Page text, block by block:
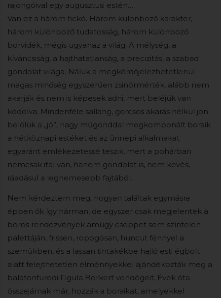
rajongóival egy augusztusi estén…
Van ez a három fickó. Három különböző karakter,
három különböző tudatosság, három különböző
borvidék, mégis ugyanaz a világ. A mélység, a
kíváncsiság, a hajthatatlanság, a precizitás, a szabad
gondolat világa. Náluk a megkérdőjelezhetetlenül
magas minőség egyszerűen zsinórmérték, alább nem
akarják és nem is képesek adni, mert beléjük van
kódolva. Mindenféle sallang, görcsös akarás nélkül jön
belőlük a „jó”, nagy műgonddal megkomponált boraik
a hétköznapi estéket és az ünnepi alkalmakat
egyaránt emlékezetessé teszik, mert a pohárban
nemcsak ital van, hanem gondolat is, nem kevés,
ráadásul a legnemesebb fajtából.
Nem kérdeztem meg, hogyan találtak egymásra
éppen ők így hárman, de egyszer csak megjelentek a
boros rendezvények amúgy cseppet sem színtelen
palettáján, frissen, ropogósan, huncut fénnyel a
szemükben, és a lassan tintakékbe hajló esti égbolt
alatt felejthetetlen élménnyekkel ajándékozták meg a
balatonfüredi Figula Borkert vendégeit. Évek óta
összejárnak már, hozzák a boraikat, amelyekkel